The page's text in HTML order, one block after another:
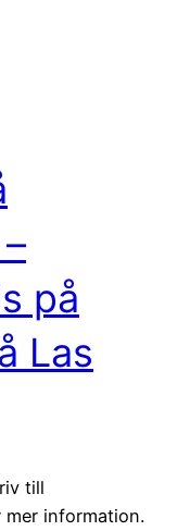
på
Las
till
mer information.